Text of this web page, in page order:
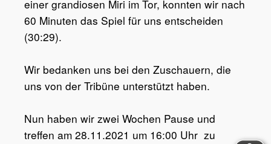
einer grandiosen Miri im Tor, konnten wir nach
60 Minuten das Spiel für uns entscheiden
(30:29).
Wir bedanken uns bei den Zuschauern, die
uns von der Tribüne unterstützt haben.
Nun haben wir zwei Wochen Pause und
treffen am 28.11.2021 um 16:00 Uhr zu